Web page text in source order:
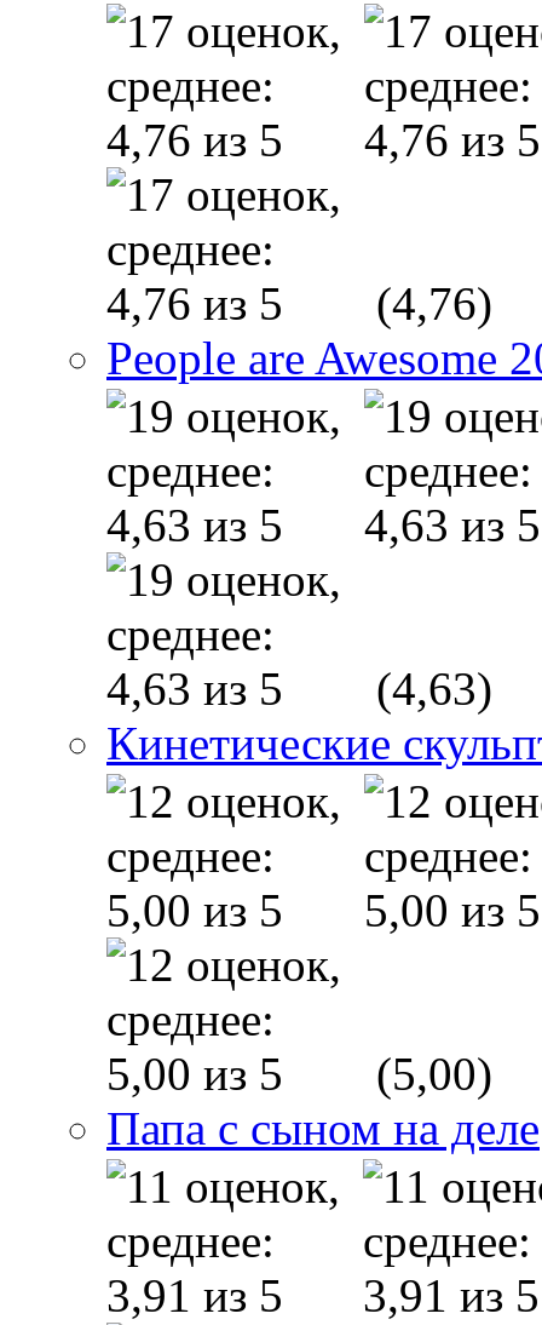
(4,76)
People are Awesome
(4,63)
Кинетические
(5,00)
Папа с сыном на деле